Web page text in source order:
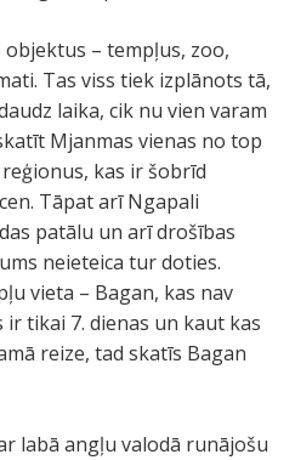
– tempļus, zoo,
Tas viss tiek izplānots tā,
laika, cik nu vien varam
Mjanmas vienas no top
kas ir šobrīd
Tāpat arī Ngapali
patālu un arī drošības
neieteica tur doties.
vieta – Bagan, kas nav
tikai 7. dienas un kaut kas
reize, tad skatīs Bagan
labā angļu valodā runājošu